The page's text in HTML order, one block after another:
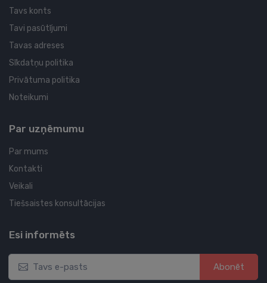
Tavs konts
Tavi pasūtījumi
Tavas adreses
Sīkdatņu politika
Privātuma politika
Noteikumi
Par uzņēmumu
Par mums
Kontakti
Veikali
Tiešsaistes konsultācijas
Esi informēts
Abonēt